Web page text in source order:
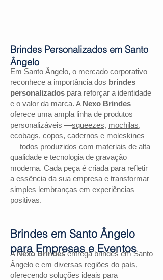
Em Santo Ângelo, o mercado corporativo
reconhece a importância dos brindes
personalizados para reforçar a identidade
e o valor da marca. A Nexo Brindes
oferece uma ampla linha de produtos
personalizáveis —squeezes, mochilas,
ecobags, copos, cadernos e moleskines
— todos produzidos com materiais de alta
qualidade e tecnologia de gravação
moderna. Cada peça é criada para refletir
a essência da sua empresa e transformar
simples lembranças em experiências
positivas.
ANexo Brindesentrega brindes em Santo
Ângelo e em diversas regiões do país,
oferecendo soluções ideais para
Brindes Personalizados em Santo
Ângelo
Brindes em Santo Ângelo
para Empresas e Eventos